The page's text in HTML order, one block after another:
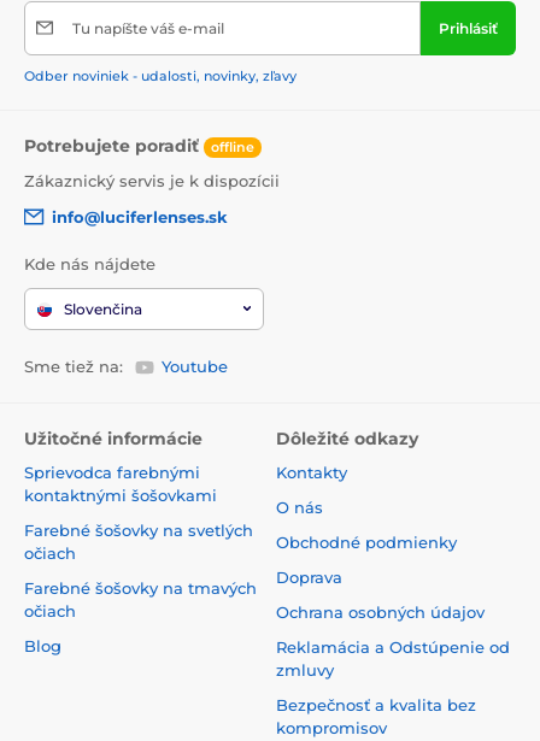
Tu napíšte váš e-mail Prihlásiť
Odber noviniek - udalosti, novinky, zľavy
Potrebujete poradiť offline
Zákaznický servis je k dispozícii
info@luciferlenses.sk
Kde nás nájdete
Slovenčina
Sme tiež na: Youtube
Užitočné informácie
Sprievodca farebnými
kontaktnými šošovkami
Farebné šošovky na svetlých
očiach
Farebné šošovky na tmavých
očiach
Blog
Dôležité odkazy
Kontakty
O nás
Obchodné podmienky
Doprava
Ochrana osobných údajov
Reklamácia a Odstúpenie od
zmluvy
Bezpečnosť a kvalita bez
kompromisov